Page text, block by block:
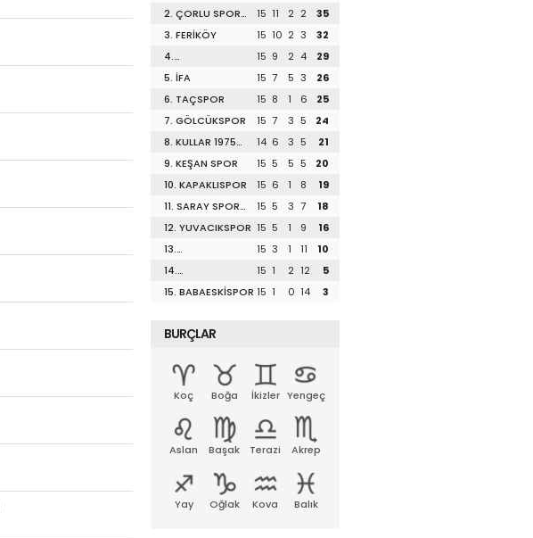
2. ÇORLU SPOR
15 11 2 2
35
3. FERİKÖY
15 10 2 3
32
4.
DİLİSKELESİSPOR
15 9 2 4
29
5. İFA
15 7 5 3
26
6. TAÇSPOR
15 8 1 6
25
7. GÖLCÜKSPOR
15 7 3 5
24
8. KULLAR 1975
14 6 3 5
21
9. KEŞAN SPOR
15 5 5 5
20
10. KAPAKLISPOR
15 6 1 8
19
11. SARAY SPOR
15 5 3 7
18
12. YUVACIKSPOR 15 5 1 9
16
13.
15 3 1 11
10
14.
LÜLEBURGAZSPOR
15 1 2 12
5
15. BABAESKİSPOR 15 1 0 14 3
BURÇLAR
Koç Boğa İkizler Yengeç
Aslan Başak Terazi Akrep
Yay Oğlak Kova Balık